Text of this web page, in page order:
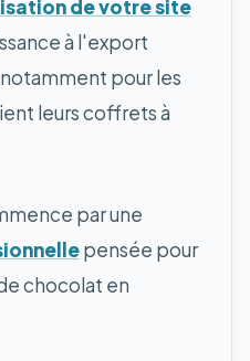
de votre site
à l'export
pour les
leurs coffrets à
par une
pensée pour
chocolat en